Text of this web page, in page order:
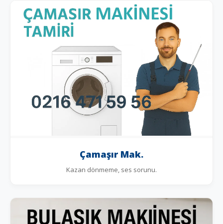
Çamaşır Mak.
Kazan dönmeme, ses sorunu.